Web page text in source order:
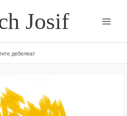
Josif
дебелеат